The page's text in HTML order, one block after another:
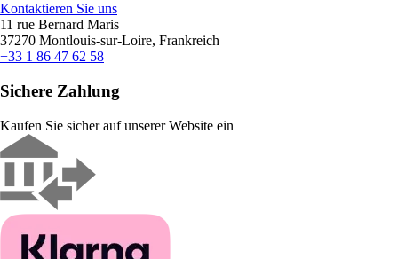
Kontaktieren Sie uns
11 rue Bernard Maris
37270 Montlouis-sur-Loire, Frankreich
+33 1 86 47 62 58
Sichere Zahlung
Kaufen Sie sicher auf unserer Website ein